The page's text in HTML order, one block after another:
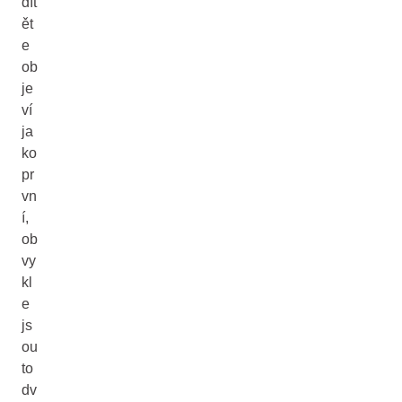
ět
e
ob
je
ví
ja
ko
pr
vn
í,
ob
vy
kl
e
js
ou
to
dv